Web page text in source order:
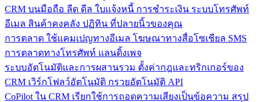
CRM บนมือถือ ลีด ดีล ใบแจ้งหนี้ การชำระเงิน ระบบโทรศัพท์
อีเมล สินค้าคงคลัง ปฏิทิน ที่ปลายนิ้วของคุณ
การตลาด ใช้แคมเปญทางอีเมล โฆษณาทางสื่อโซเชียล SMS
การตลาดทางโทรศัพท์ แลนดิ้งเพจ
ระบบอัตโนมัติและการผสานรวม ตั้งค่ากฎและทริกเกอร์ของ
CRM เวิร์กโฟลว์อัตโนมัติ กรวยอัตโนมัติ API
CoPilot ใน CRM เรียกใช้การถอดความเสียงเป็นข้อความ สรุป